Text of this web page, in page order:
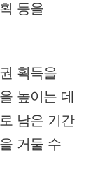
등을
획득을
높이는 데
남은 기간
거둘 수